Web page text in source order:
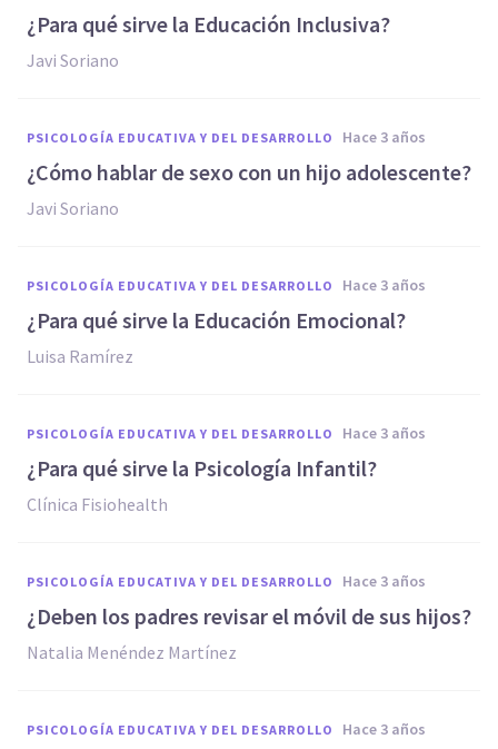
¿Para qué sirve la Educación Inclusiva?
Javi Soriano
PSICOLOGÍA EDUCATIVA Y DEL DESARROLLO hace 3 años
¿Cómo hablar de sexo con un hijo adolescente?
Javi Soriano
PSICOLOGÍA EDUCATIVA Y DEL DESARROLLO hace 3 años
¿Para qué sirve la Educación Emocional?
Luisa Ramírez
PSICOLOGÍA EDUCATIVA Y DEL DESARROLLO hace 3 años
¿Para qué sirve la Psicología Infantil?
Clínica Fisiohealth
PSICOLOGÍA EDUCATIVA Y DEL DESARROLLO hace 3 años
¿Deben los padres revisar el móvil de sus hijos?
Natalia Menéndez Martínez
PSICOLOGÍA EDUCATIVA Y DEL DESARROLLO hace 3 años